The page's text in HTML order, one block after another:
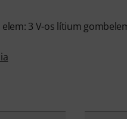
3 V-os lítium